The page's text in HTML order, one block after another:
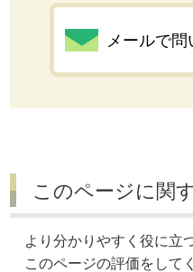
メールで
このページに関
より分かりやすく役に立
このページの評価をして